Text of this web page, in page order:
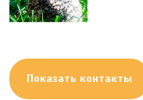
Показать контакты